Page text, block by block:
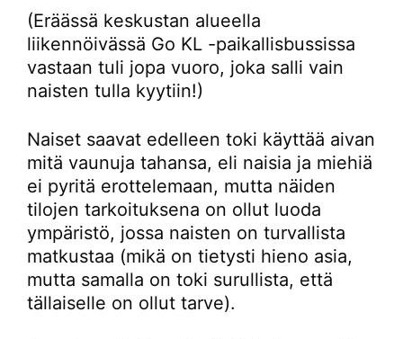
(Eräässä keskustan alueella
liikennöivässä Go KL -paikallisbussissa
vastaan tuli jopa vuoro, joka salli vain
naisten tulla kyytiin!)
Naiset saavat edelleen toki käyttää aivan
mitä vaunuja tahansa, eli naisia ja miehiä
ei pyritä erottelemaan, mutta näiden
tilojen tarkoituksena on ollut luoda
ympäristö, jossa naisten on turvallista
matkustaa (mikä on tietysti hieno asia,
mutta samalla on toki surullista, että
tällaiselle on ollut tarve).